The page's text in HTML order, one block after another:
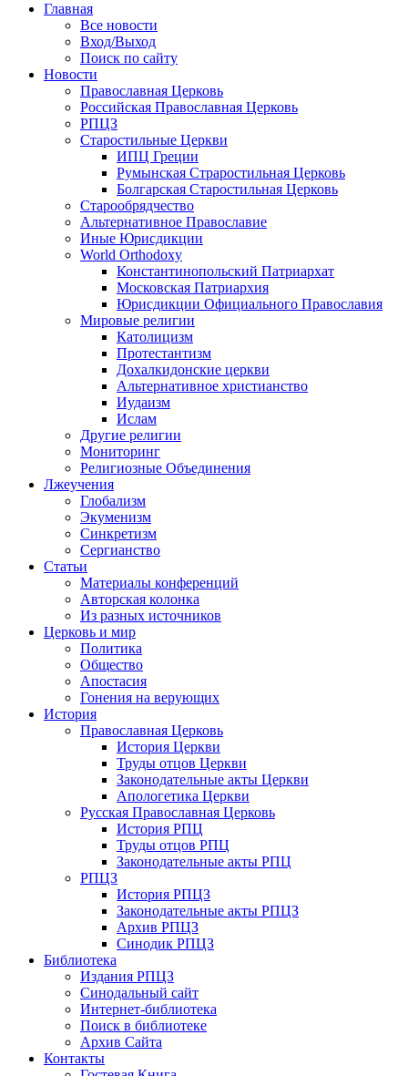
Главная
Все новости
Вход/Выход
Поиск по сайту
Новости
Православная Церковь
Российская Православная Церковь
РПЦЗ
Старостильные Церкви
ИПЦ Греции
Румынская Страростильная Церковь
Болгарская Старостильная Церковь
Старообрядчество
Альтернативное Православие
Иные Юрисдикции
World Orthodoxy
Константинопольский Патриархат
Московская Патриархия
Юрисдикции Официального Православия
Мировые религии
Католицизм
Протестантизм
Дохалкидонские церкви
Альтернативное христианство
Иудаизм
Ислам
Другие религии
Мониторинг
Религиозные Объединения
Лжеучения
Глобализм
Экуменизм
Синкретизм
Сергианство
Статьи
Материалы конференций
Авторская колонка
Из разных источников
Церковь и мир
Политика
Общество
Апостасия
Гонения на верующих
История
Православная Церковь
История Церкви
Труды отцов Церкви
Законодательные акты Церкви
Апологетика Церкви
Русская Православная Церковь
История РПЦ
Труды отцов РПЦ
Законодательные акты РПЦ
РПЦЗ
История РПЦЗ
Законодательные акты РПЦЗ
Архив РПЦЗ
Синодик РПЦЗ
Библиотека
Издания РПЦЗ
Синодальный сайт
Интернет-библиотека
Поиск в библиотеке
Архив Сайта
Контакты